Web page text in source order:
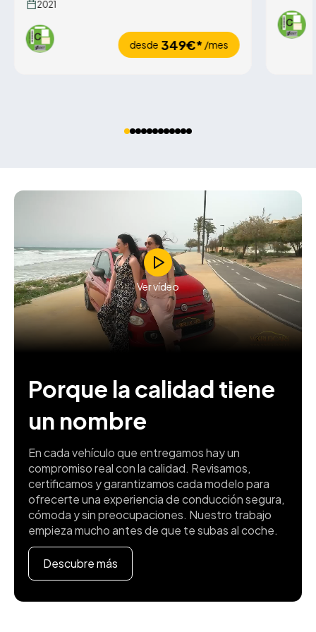
2021
desde 349€*/mes
Ver vídeo
Porque la calidad tiene
un nombre
En cada vehículo que entregamos hay un
compromiso real con la calidad. Revisamos,
certificamos y garantizamos cada modelo para
ofrecerte una experiencia de conducción segura,
cómoda y sin preocupaciones. Nuestro trabajo
empieza mucho antes de que te subas al coche.
Descubre más